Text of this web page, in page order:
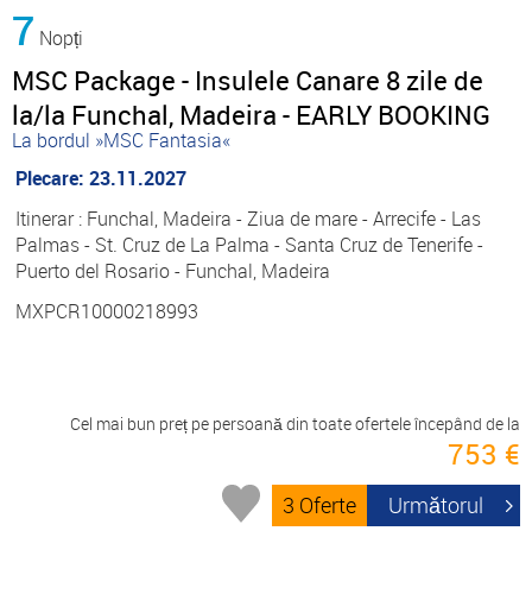
7 Nopți
MSC Package - Insulele Canare 8 zile de
la/la Funchal, Madeira - EARLY BOOKING
La bordul »MSC Fantasia«
Plecare: 23.11.2027
Itinerar : Funchal, Madeira - Ziua de mare - Arrecife - Las
Palmas - St. Cruz de La Palma - Santa Cruz de Tenerife -
Puerto del Rosario - Funchal, Madeira
MXPCR10000218993
Cel mai bun preț pe persoană din toate ofertele începând de la
753 €
3 Oferte Următorul